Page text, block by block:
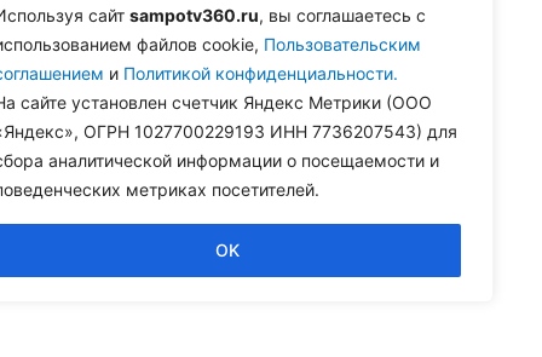
сайт sampotv360.ru, вы соглашаетесь с
файлов cookie, Пользовательским
и Политикой конфиденциальности.
сайте установлен счетчик Яндекс Метрики (ООО
ОГРН 1027700229193 ИНН 7736207543) для
аналитической информации о посещаемости и
метриках посетителей.
OK